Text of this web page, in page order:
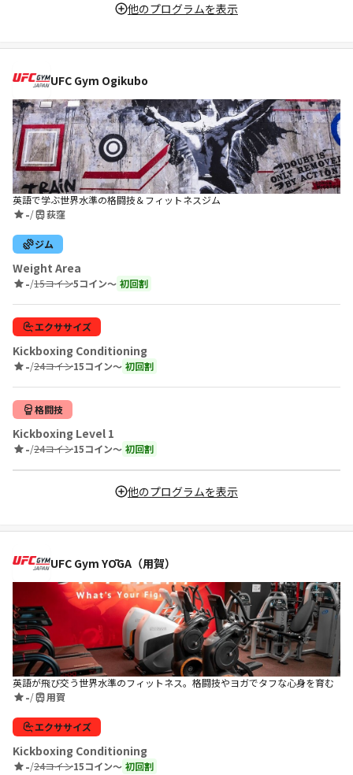
他のプログラムを表示
UFC Gym Ogikubo
英語で学ぶ世界水準の格闘技＆フィットネスジム
-/ 荻窪
ジム
Weight Area
-/15コイン5コイン〜 初回割
エクササイズ
Kickboxing Conditioning
-/24コイン15コイン〜 初回割
格闘技
Kickboxing Level 1
-/24コイン15コイン〜 初回割
他のプログラムを表示
UFC Gym YŌGA（用賀）
英語が飛び交う世界水準のフィットネス。格闘技やヨガでタフな心身を育む
-/ 用賀
エクササイズ
Kickboxing Conditioning
-/24コイン15コイン〜 初回割